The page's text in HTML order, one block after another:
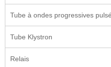
Tube à ondes progressives
Tube Klystron
Relais